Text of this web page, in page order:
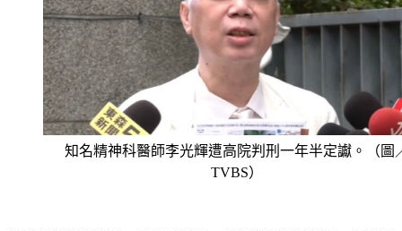
知名精神科醫師李光輝遭高院判刑一年半定讞。（圖